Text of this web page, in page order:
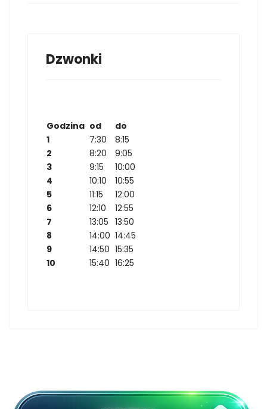
Dzwonki
Godzina od
do
1
7:30
8:15
2
8:20
9:05
3
9:15
10:00
4
10:10
10:55
5
11:15
12:00
6
12:10
12:55
7
13:05 13:50
8
14:00 14:45
9
14:50 15:35
10
15:40 16:25